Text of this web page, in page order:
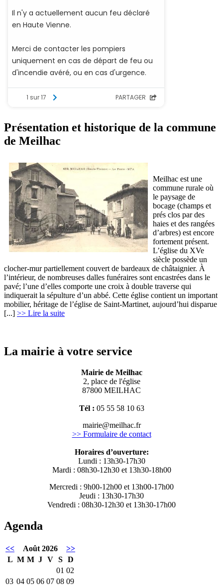
Présentation et historique de la commune
de Meilhac
Meilhac est une
commune rurale où
le paysage de
bocage (champs et
prés clos par des
haies et des rangées
d’arbres) est encore
fortement présent.
L’église du XVe
siècle possède un
clocher-mur partiellement couvert de bardeaux de châtaignier. À
l’intérieur, de nombreuses dalles funéraires sont encastrées dans le
pavé; l’une d’elles comporte une croix à double traverse qui
indiquerait la sépulture d’un abbé. Cette église contient un important
mobilier, héritage de l’église de Saint-Martinet, aujourd’hui disparue
[...] >> Lire la suite
La mairie à votre service
Mairie de Meilhac
2, place de l'église
87800 MEILHAC
Tél : 05 55 58 10 63
mairie@meilhac.fr
>> Formulaire de contact
Horaires d’ouverture:
Lundi : 13h30-17h30
Mardi : 08h30-12h30 et 13h30-18h00
Mercredi : 9h00-12h00 et 13h00-17h00
Jeudi : 13h30-17h30
Vendredi : 08h30-12h30 et 13h30-17h00
Agenda
<< Août 2026
>>
L M M J V S
D
01 02
03 04 05 06 07 08 09